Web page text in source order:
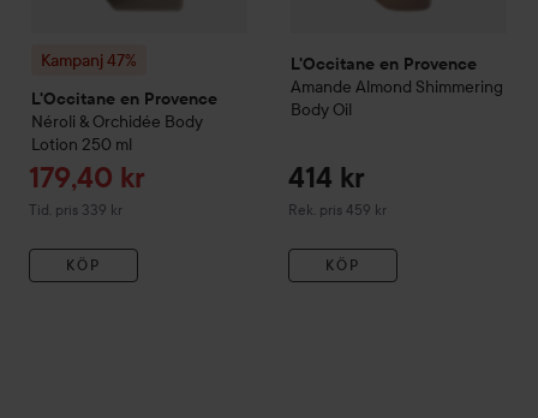
Kampanj 47%
L'Occitane en Provence
Néroli & Orchidée Body
Lotion 250 ml
Reapris
179,40 kr
Tid. pris 339 kr
Tidigare pris 339 kr
KÖP
L'Occitane en Provence
Amande Almond Shimmering
Body Oil
414 kr
Rek. pris 459 kr
Rekommenderat pris 459 kr
KÖP